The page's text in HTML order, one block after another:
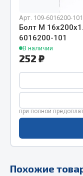
Инструмент
Автомобильный
Измерительный
Крепежный
Силовое
Столярный
Арт. 109-6016200-101
Болт М
6016200-101
В наличии
252 ₽
при полной
Похожие